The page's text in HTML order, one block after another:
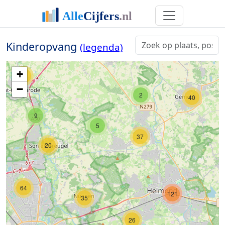
Kinderopvang (legenda)
37
26
121
9
36
2 40
17
18
5
20
35
64
+
−